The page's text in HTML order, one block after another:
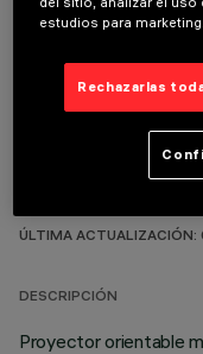
COLOR
ÚLTIMA
DESCRIPCIÓN
Proyector orientable
estudios para marketing.
Rechazarlas